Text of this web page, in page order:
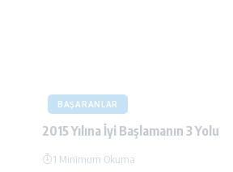
BAŞARANLAR
2015 Yılına İyi Başlamanın 3 Yolu
1 Minimum Okuma